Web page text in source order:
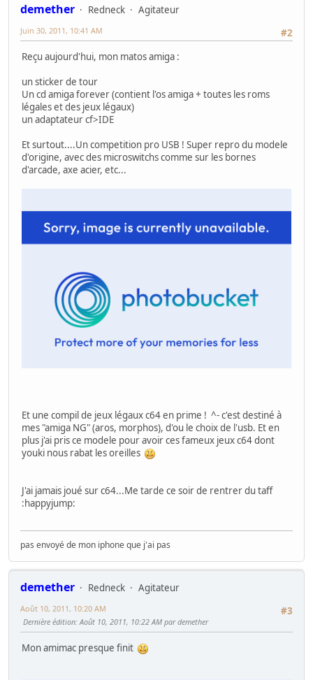
demether Redneck
Agitateur
#2
Juin 30, 2011, 10:41 AM
Reçu aujourd'hui, mon matos amiga :
un sticker de tour
Un cd amiga forever (contient l'os amiga + toutes les roms
légales et des jeux légaux)
un adaptateur cf>IDE
Et surtout....Un competition pro USB ! Super repro du modele
d'origine, avec des microswitchs comme sur les bornes
d'arcade, axe acier, etc...
Et une compil de jeux légaux c64 en prime ! ^- c'est destiné à
mes "amiga NG" (aros, morphos), d'ou le choix de l'usb. Et en
plus j'ai pris ce modele pour avoir ces fameux jeux c64 dont
youki nous rabat les oreilles
J'ai jamais joué sur c64...Me tarde ce soir de rentrer du taff
:happyjump:
pas envoyé de mon iphone que j'ai pas
demether Redneck
Agitateur
#3
Août 10, 2011, 10:20 AM
Dernière édition: Août 10, 2011, 10:22 AM par demether
Mon amimac presque finit